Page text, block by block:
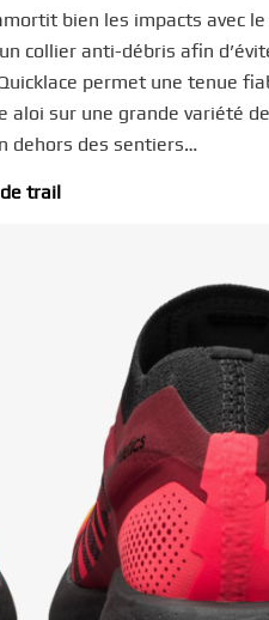
bien les impacts avec
collier anti-débris afin
permet une tenue
sur une grande variété
dehors des sentiers…
trail